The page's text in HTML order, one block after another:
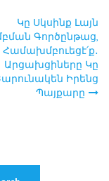
Կը Սկսինք Լայն
Գործընթաց,
Համախմբուեցէ՛ք․
Արցախցիները Կը
Իրենց
Պայքարը